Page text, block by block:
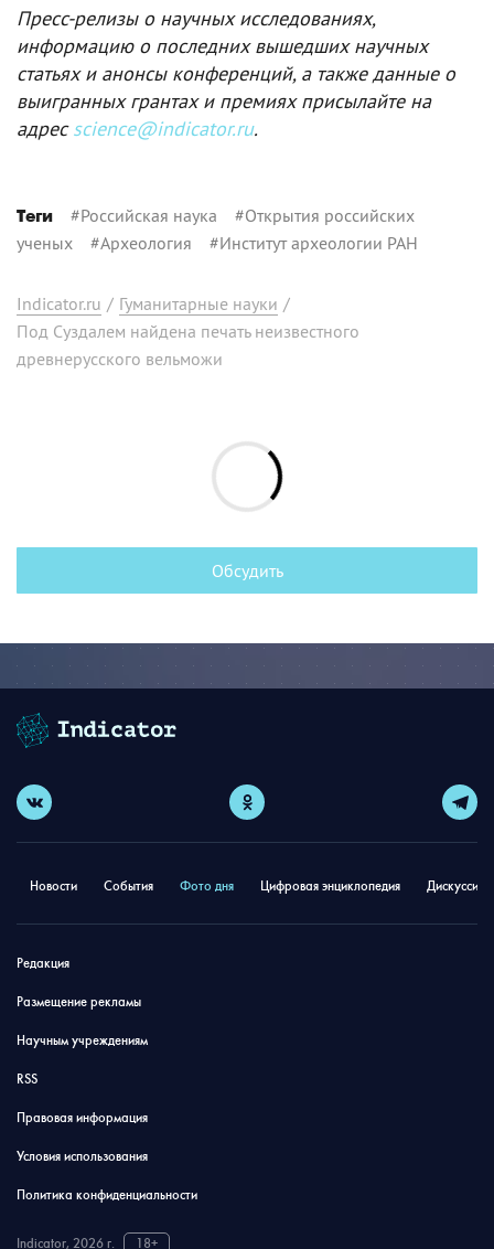
Пресс-релизы о научных исследованиях,
информацию о последних вышедших научных
статьях и анонсы конференций, а также данные о
выигранных грантах и премиях присылайте на
адресscience@indicator.ru.
Теги #Российская наука #Открытия российских
ученых #Археология #Институт археологии РАН
Indicator.ru / Гуманитарные науки /
Под Суздалем найдена печать неизвестного
древнерусского вельможи
Обсудить
Новости События Фото дня Цифровая энциклопедия
Редакция
Размещение рекламы
Научным учреждениям
RSS
Правовая информация
Условия использования
Политика конфиденциальности
Indicator, 2026 г. 18+